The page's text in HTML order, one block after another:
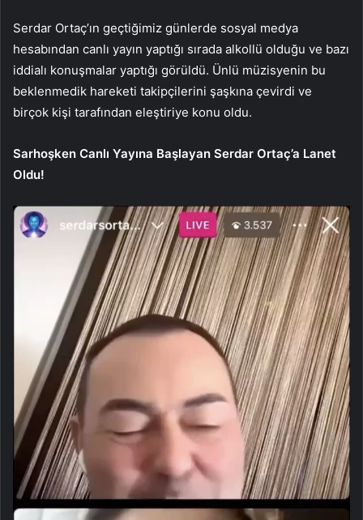
Serdar Ortaç’ın geçtiğimiz günlerde sosyal medya
hesabından canlı yayın yaptığı sırada alkollü olduğu ve bazı
iddialı konuşmalar yaptığı görüldü. Ünlü müzisyenin bu
beklenmedik hareketi takipçilerini şaşkına çevirdi ve
birçok kişi tarafından eleştiriye konu oldu.
Sarhoşken Canlı Yayına Başlayan Serdar Ortaç’a Lanet
Oldu!